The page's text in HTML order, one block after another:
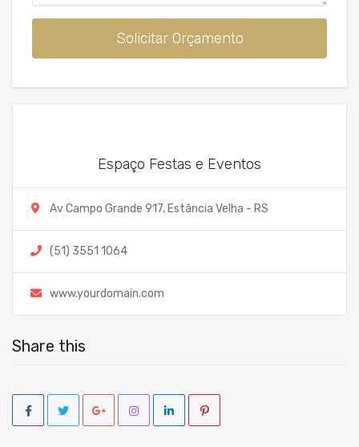
Solicitar Orçamento
Espaço Festas e Eventos
Av Campo Grande 917, Estância Velha - RS
(51) 3551 1064
www.yourdomain.com
Share this